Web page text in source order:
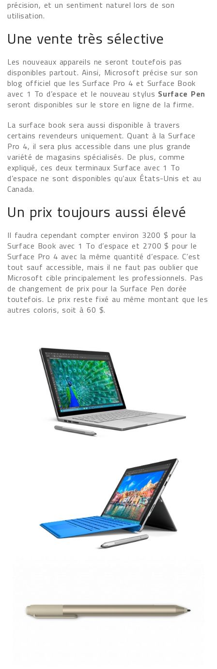
précision, et un sentiment naturel lors de son
utilisation.
Une vente très sélective
Les nouveaux appareils ne seront toutefois pas
disponibles partout. Ainsi, Microsoft précise sur son
blog officiel que les Surface Pro 4 et Surface Book
avec 1 To d’espace et le nouveau stylus Surface Pen
seront disponibles sur le store en ligne de la firme.
La surface book sera aussi disponible à travers
certains revendeurs uniquement. Quant à la Surface
Pro 4, il sera plus accessible dans une plus grande
variété de magasins spécialisés. De plus, comme
expliqué, ces deux terminaux Surface avec 1 To
d’espace ne sont disponibles qu’aux États-Unis et au
Canada.
Un prix toujours aussi élevé
Il faudra cependant compter environ 3200 $ pour la
Surface Book avec 1 To d’espace et 2700 $ pour le
Surface Pro 4 avec la même quantité d’espace. C’est
tout sauf accessible, mais il ne faut pas oublier que
Microsoft cible principalement les professionnels. Pas
de changement de prix pour la Surface Pen dorée
toutefois. Le prix reste fixé au même montant que les
autres coloris, soit à 60 $.